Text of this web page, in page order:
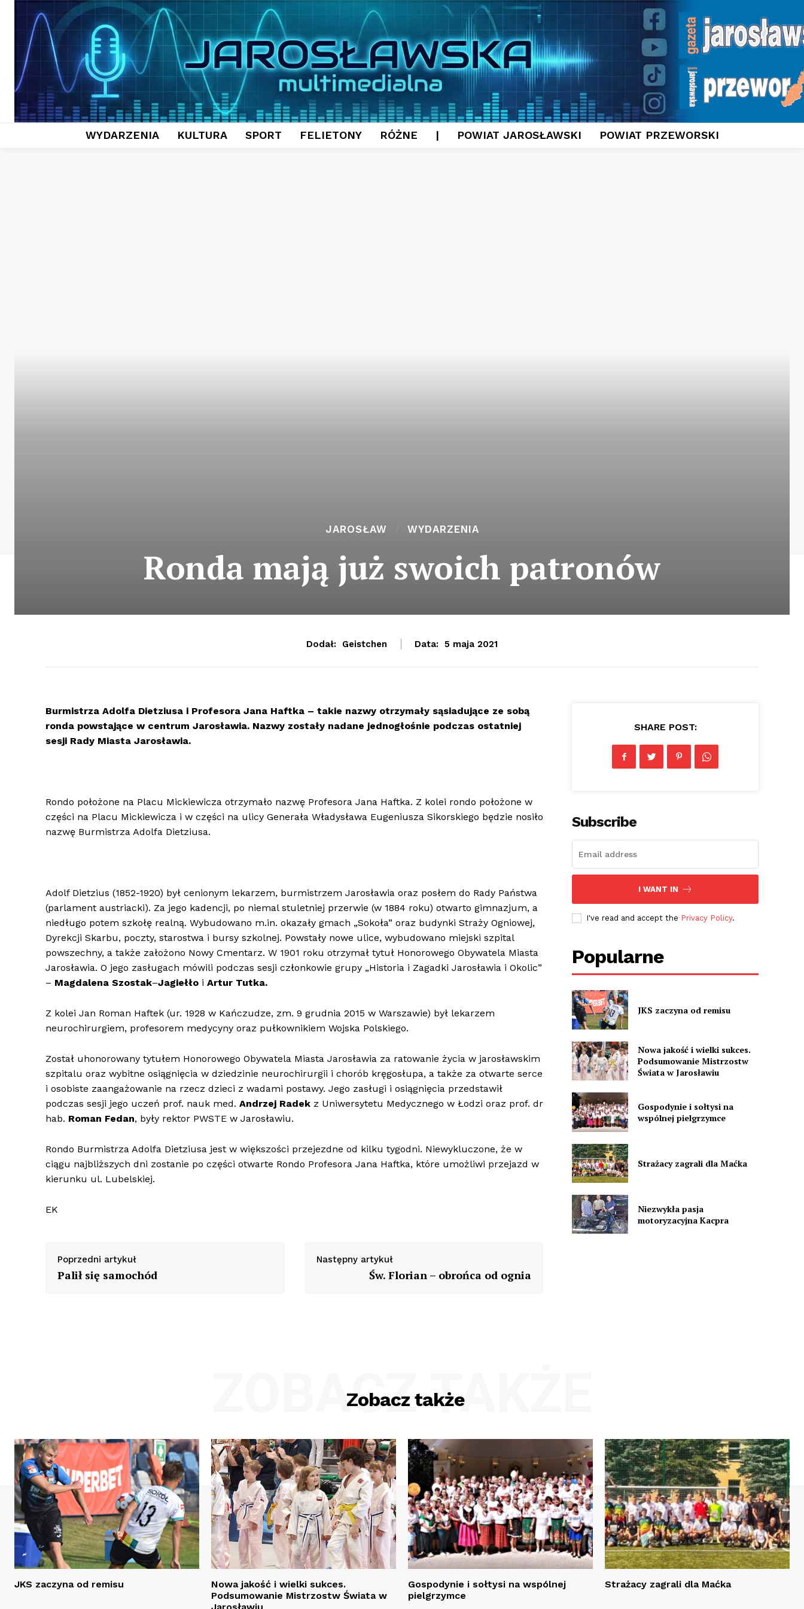
WYDARZENIA KULTURA SPORT FELIETONY RÓŻNE | POWIAT JAROSŁAWSKI POWIAT PRZEWORSKI
JAROSŁAW WYDARZENIA
Ronda mają już swoich patronów
Dodał: Geistchen Data: 5 maja 2021
Burmistrza Adolfa Dietziusa i Profesora Jana Haftka – takie nazwy otrzymały sąsiadujące ze sobą
ronda powstające w centrum Jarosławia. Nazwy zostały nadane jednogłośnie podczas ostatniej
sesji Rady Miasta Jarosławia.
Rondo położone na Placu Mickiewicza otrzymało nazwę Profesora Jana Haftka. Z kolei rondo położone w
części na Placu Mickiewicza i w części na ulicy Generała Władysława Eugeniusza Sikorskiego będzie nosiło
nazwę Burmistrza Adolfa Dietziusa.
Adolf Dietzius (1852-1920) był cenionym lekarzem, burmistrzem Jarosławia oraz posłem do Rady Państwa
(parlament austriacki). Za jego kadencji, po niemal stuletniej przerwie (w 1884 roku) otwarto gimnazjum, a
niedługo potem szkołę realną. Wybudowano m.in. okazały gmach „Sokoła” oraz budynki Straży Ogniowej,
Dyrekcji Skarbu, poczty, starostwa i bursy szkolnej. Powstały nowe ulice, wybudowano miejski szpital
powszechny, a także założono Nowy Cmentarz. W 1901 roku otrzymał tytuł Honorowego Obywatela Miasta
Jarosławia. O jego zasługach mówili podczas sesji członkowie grupy „Historia i Zagadki Jarosławia i Okolic”
– Magdalena Szostak–Jagiełło i Artur Tutka.
Z kolei Jan Roman Haftek (ur. 1928 w Kańczudze, zm. 9 grudnia 2015 w Warszawie) był lekarzem
neurochirurgiem, profesorem medycyny oraz pułkownikiem Wojska Polskiego.
Został uhonorowany tytułem Honorowego Obywatela Miasta Jarosławia za ratowanie życia w jarosławskim
szpitalu oraz wybitne osiągnięcia w dziedzinie neurochirurgii i chorób kręgosłupa, a także za otwarte serce
i osobiste zaangażowanie na rzecz dzieci z wadami postawy. Jego zasługi i osiągnięcia przedstawił
podczas sesji jego uczeń prof. nauk med. Andrzej Radek z Uniwersytetu Medycznego w Łodzi oraz prof. dr
hab. Roman Fedan, były rektor PWSTE w Jarosławiu.
Rondo Burmistrza Adolfa Dietziusa jest w większości przejezdne od kilku tygodni. Niewykluczone, że w
ciągu najbliższych dni zostanie po części otwarte Rondo Profesora Jana Haftka, które umożliwi przejazd w
kierunku ul. Lubelskiej.
EK
Poprzedni artykuł
Palił się samochód
Następny artykuł
Św. Florian – obrońca od ognia
SHARE POST:
Subscribe
I WANT IN
I've read and accept the Privacy Policy.
Popularne
JKS zaczyna od remisu
Nowa jakość i wielki sukces.
Podsumowanie Mistrzostw
Świata w Jarosławiu
Gospodynie i sołtysi na
wspólnej pielgrzymce
Strażacy zagrali dla Maćka
Niezwykła pasja
motoryzacyjna Kacpra
Zobacz także
ZOBACZ TAKŻE
JKS zaczyna od remisu
Nowa jakość i wielki sukces.
Podsumowanie Mistrzostw Świata w
Jarosławiu
Gospodynie i sołtysi na wspólnej
pielgrzymce
Strażacy zagrali dla Maćka